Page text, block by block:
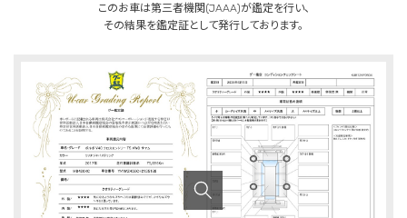
このお車は第三者機関(JAAA)が鑑定を行い、
その結果を鑑定証として発行しております。